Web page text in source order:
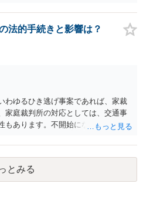
から、その先の調査はないかと思い
法的手続きと影響は？
わゆるひき逃げ事案であれば、家裁
家庭裁判所の対応としては、交通事
もあります。不開始になるかどうか
とみる